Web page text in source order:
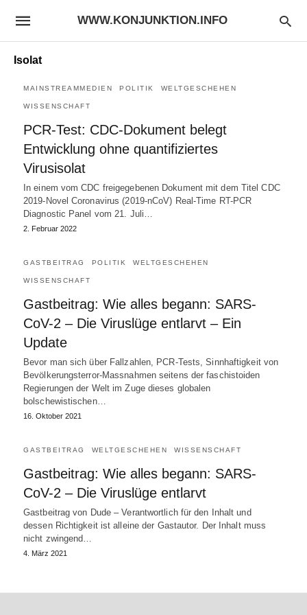
WWW.KONJUNKTION.INFO
Isolat
MAINSTREAMMEDIEN POLITIK WELTGESCHEHEN
WISSENSCHAFT
PCR-Test: CDC-Dokument belegt
Entwicklung ohne quantifiziertes
Virusisolat
In einem vom CDC freigegebenen Dokument mit dem Titel CDC
2019-Novel Coronavirus (2019-nCoV) Real-Time RT-PCR
Diagnostic Panel vom 21. Juli…
2. Februar 2022
GASTBEITRAG POLITIK WELTGESCHEHEN
WISSENSCHAFT
Gastbeitrag: Wie alles begann: SARS-
CoV-2 – Die Viruslüge entlarvt – Ein
Update
Bevor man sich über Fallzahlen, PCR-Tests, Sinnhaftigkeit von
Bevölkerungsterror-Massnahmen seitens der faschistoiden
Regierungen der Welt im Zuge dieses globalen
bolschewistischen…
16. Oktober 2021
GASTBEITRAG WELTGESCHEHEN WISSENSCHAFT
Gastbeitrag: Wie alles begann: SARS-
CoV-2 – Die Viruslüge entlarvt
Gastbeitrag von Dude – Verantwortlich für den Inhalt und
dessen Richtigkeit ist alleine der Gastautor. Der Inhalt muss
nicht zwingend…
4. März 2021